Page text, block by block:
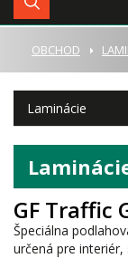
ÚVOD
OBCHOD
Laminácie
GF Traffic
Špeciálna
určená pre